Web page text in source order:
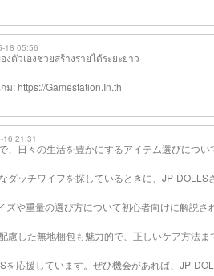
18 05:56
งตัวเองช่วยสร้างรายได้ระยะยาว
ม: https://Gamestation.In.th
16 21:31
、日々の生活を豊かにするアイテム選びにつ
ダッチワイフを探しているときに、JP-
ズや重量の選び方について初心者向けに解説
慮した無地梱包も魅力的で、正しいケア方法
を応援しています。ぜひ機会があれば、JP-